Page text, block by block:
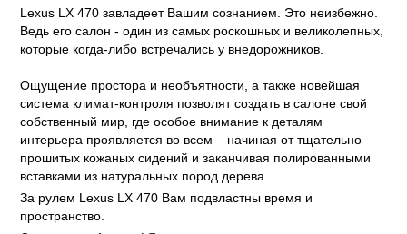
Lexus LX 470завладеет Вашим сознанием. Это неизбежно.
Ведь его салон - один из самых роскошных и великолепных,
которые когда-либо встречались у внедорожников.
Ощущение простора и необъятности, а также новейшая
система климат-контроля позволят создать в салоне свой
собственный мир, где особое внимание к деталям
интерьера проявляется во всем – начиная от тщательно
прошитых кожаных сидений и заканчивая полированными
вставками из натуральных пород дерева.
За рулем Lexus LX 470 Вам подвластны время и
пространство.